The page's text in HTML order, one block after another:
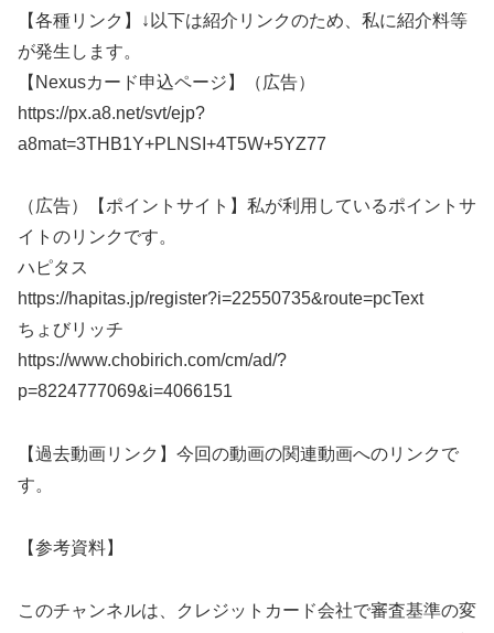
【各種リンク】↓以下は紹介リンクのため、私に紹介料等
が発生します。
【Nexusカード申込ページ】（広告）
https://px.a8.net/svt/ejp?
a8mat=3THB1Y+PLNSI+4T5W+5YZ77
（広告）【ポイントサイト】私が利用しているポイントサ
イトのリンクです。
ハピタス
https://hapitas.jp/register?i=22550735&route=pcText
ちょびリッチ
https://www.chobirich.com/cm/ad/?
p=8224777069&i=4066151
【過去動画リンク】今回の動画の関連動画へのリンクで
す。
【参考資料】
このチャンネルは、クレジットカード会社で審査基準の変